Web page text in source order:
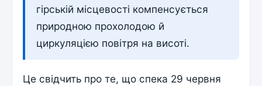
гірській місцевості компенсується
природною прохолодою й
циркуляцією повітря на висоті.
Це свідчить про те, що спека 29 червня